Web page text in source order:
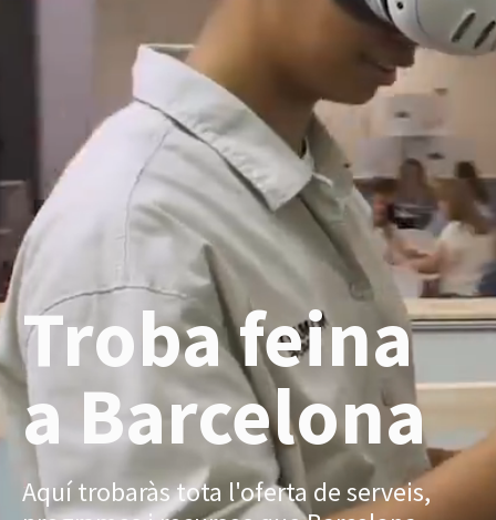
Troba feina
a Barcelona
Aquí trobaràs tota l'oferta de serveis,